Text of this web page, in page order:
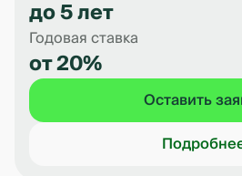
до 5 лет
Годовая ставка
от 20%
Оставить